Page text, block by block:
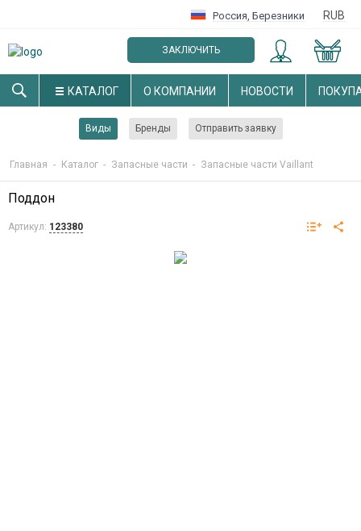
Россия, Березники RUB
ЗАКЛЮЧИТЬ
ОПТОВЫЙ ДОГОВОР
КАТАЛОГ О КОМПАНИИ НОВОСТИ
Виды Бренды Отправить заявку
Главная - Каталог - Запасные части - Запасные части Vaillant
Поддон
Артикул: 123380